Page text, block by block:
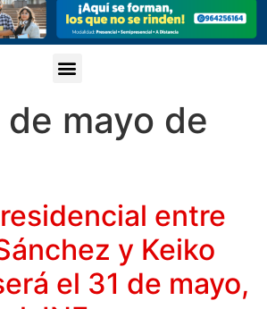
de mayo de
entre
y Keiko
el 31 de mayo,